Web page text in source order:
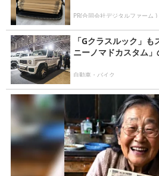
PR(合同会社デジタルファーム )
「Gクラスルック」
ニーノマドカスタム
自動車・バイク